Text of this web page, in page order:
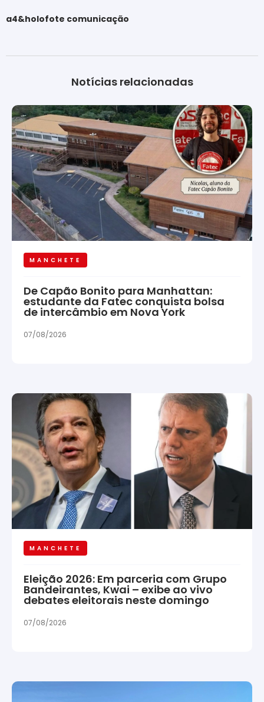
a4&holofote comunicação
Notícias relacionadas
MANCHETE
De Capão Bonito para Manhattan:
estudante da Fatec conquista bolsa
de intercâmbio em Nova York
07/08/2026
MANCHETE
Eleição 2026: Em parceria com Grupo
Bandeirantes, Kwai – exibe ao vivo
debates eleitorais neste domingo
07/08/2026